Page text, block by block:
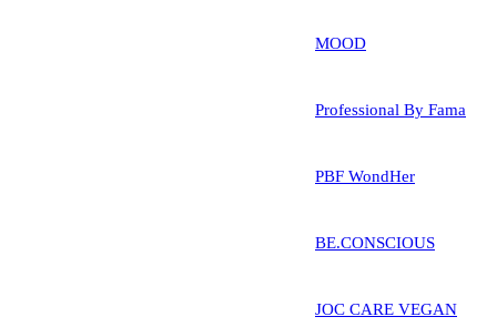
MOOD
Professional By Fama
PBF WondHer
BE.CONSCIOUS
JOC CARE VEGAN